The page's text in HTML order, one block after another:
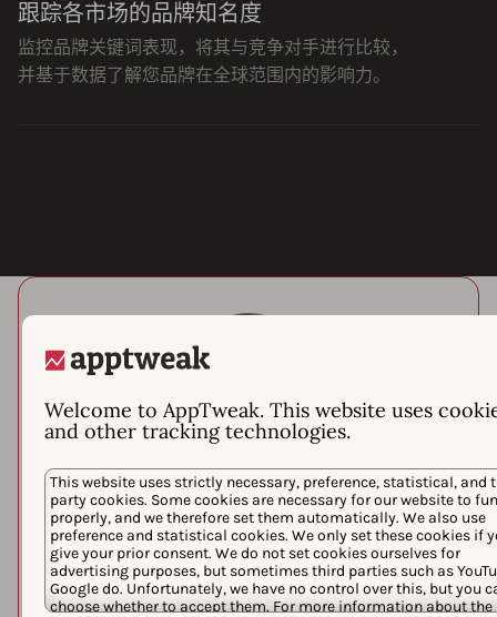
Welcome to AppTweak. This website uses
and other tracking technologies.
This website uses strictly necessary, preference, statistical, and
party cookies. Some cookies are necessary for our website to
properly, and we therefore set them automatically. We also use
preference and statistical cookies. We only set these cookies if
give your prior consent. We do not set cookies ourselves for
advertising purposes, but sometimes third parties such as
Google do. Unfortunately, we have no control over this, but you
choose whether to accept them. For more information about the
跟踪各市场的品牌知名度
监控品牌关键词表现，将其与竞争对手进行比较，
并基于数据了解您品牌在全球范围内的影响力。
Head of Organic Acquisition at Deezer
Deezer